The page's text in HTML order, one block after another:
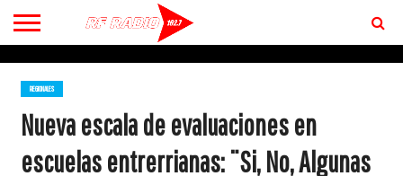
CONTACTO
BIENVENIDOS
A RF 102.7 FM
REGIONALES
Nueva escala de evaluaciones en
escuelas entrerrianas: ¨Si, No, Algunas